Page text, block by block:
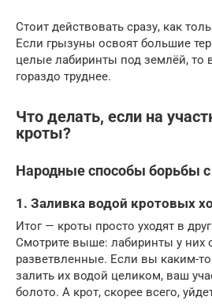
Стоит действовать сразу, как
Если грызуны освоят большие
целые лабиринты под землёй, то
гораздо труднее.
Что делать, если на
кроты?
Народные способы борьбы
1. Заливка водой кротовых
Итог — кроты просто уходят в
Смотрите выше: лабиринты у них
разветвленные. Если вы каким-
залить их водой целиком, ваш
болото. А крот, скорее всего,